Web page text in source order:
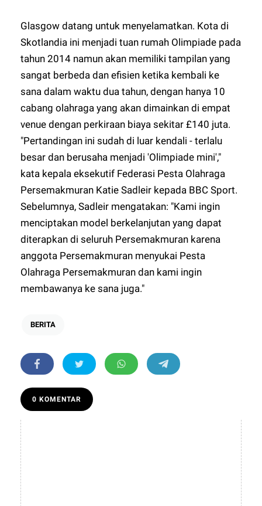
Glasgow datang untuk menyelamatkan. Kota di
Skotlandia ini menjadi tuan rumah Olimpiade pada
tahun 2014 namun akan memiliki tampilan yang
sangat berbeda dan efisien ketika kembali ke
sana dalam waktu dua tahun, dengan hanya 10
cabang olahraga yang akan dimainkan di empat
venue dengan perkiraan biaya sekitar £140 juta.
"Pertandingan ini sudah di luar kendali - terlalu
besar dan berusaha menjadi 'Olimpiade mini',"
kata kepala eksekutif Federasi Pesta Olahraga
Persemakmuran Katie Sadleir kepada BBC Sport.
Sebelumnya, Sadleir mengatakan: "Kami ingin
menciptakan model berkelanjutan yang dapat
diterapkan di seluruh Persemakmuran karena
anggota Persemakmuran menyukai Pesta
Olahraga Persemakmuran dan kami ingin
membawanya ke sana juga."
BERITA
0 KOMENTAR